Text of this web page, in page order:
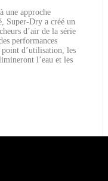
une approche
Super-Dry a créé un
d’air de la série
performances
point d’utilisation, les
l’eau et les